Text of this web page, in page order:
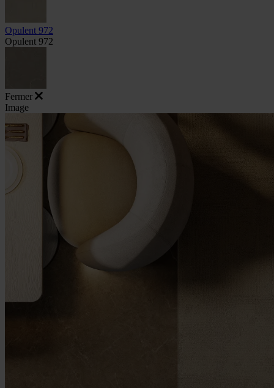
Opulent 972
Opulent 972
Fermer
Image